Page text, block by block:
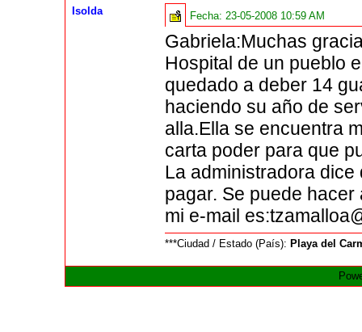
Isolda Fecha:23-05-2008 10:59 AM
Gabriela:Muchas
Hospital de un pueblo
quedado a deber 14
haciendo su año de
alla.Ella se encuentra
carta poder para que
La administradora
pagar. Se puede hacer
mi e-mail
***Ciudad / Estado (País): Playa del